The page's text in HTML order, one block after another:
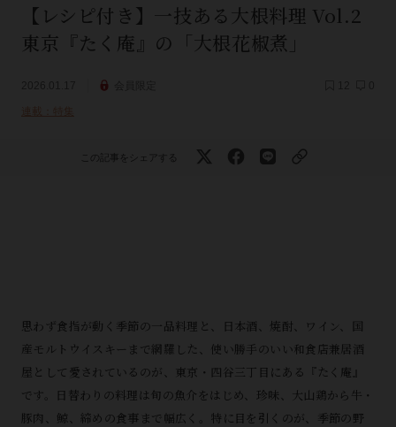
【レシピ付き】一技ある大根料理 Vol.2
東京『たく庵』の「大根花椒煮」
連載：特集
この記事をシェアする
思わず食指が動く季節の一品料理と、日本酒、焼酎、ワイン、国
産モルトウイスキーまで網羅した、使い勝手のいい和食店兼居酒
屋として愛されているのが、東京・四谷三丁目にある『たく庵』
です。日替わりの料理は旬の魚介をはじめ、珍味、大山鶏から牛・
豚肉、鯨、締めの食事まで幅広く。特に目を引くのが、季節の野